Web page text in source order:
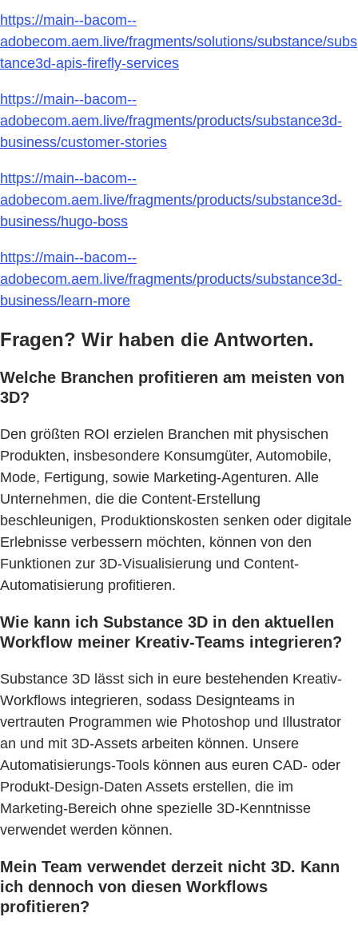
https://main--bacom--
adobecom.aem.live/fragments/solutions/substance/subs
tance3d-apis-firefly-services
https://main--bacom--
adobecom.aem.live/fragments/products/substance3d-
business/customer-stories
https://main--bacom--
adobecom.aem.live/fragments/products/substance3d-
business/hugo-boss
https://main--bacom--
adobecom.aem.live/fragments/products/substance3d-
business/learn-more
Fragen? Wir haben die Antworten.
Welche Branchen profitieren am meisten von
3D?
Den größten ROI erzielen Branchen mit physischen
Produkten, insbesondere Konsumgüter, Automobile,
Mode, Fertigung, sowie Marketing-Agenturen. Alle
Unternehmen, die die Content-Erstellung
beschleunigen, Produktionskosten senken oder digitale
Erlebnisse verbessern möchten, können von den
Funktionen zur 3D-Visualisierung und Content-
Automatisierung profitieren.
Wie kann ich Substance 3D in den aktuellen
Workflow meiner Kreativ-Teams integrieren?
Substance 3D lässt sich in eure bestehenden Kreativ-
Workflows integrieren, sodass Designteams in
vertrauten Programmen wie Photoshop und Illustrator
an und mit 3D-Assets arbeiten können. Unsere
Automatisierungs-Tools können aus euren CAD- oder
Produkt-Design-Daten Assets erstellen, die im
Marketing-Bereich ohne spezielle 3D-Kenntnisse
verwendet werden können.
Mein Team verwendet derzeit nicht 3D. Kann
ich dennoch von diesen Workflows
profitieren?